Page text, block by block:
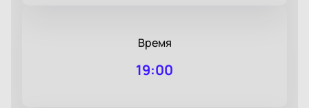
Время
19:00